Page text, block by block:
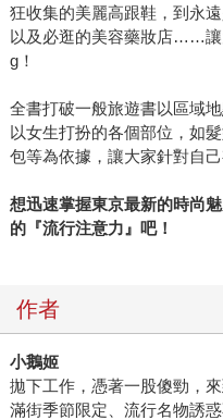
狂收集的美麗高跟鞋，到永
以及必逛的美容藥妝店……讓
g！
全書打破一般旅遊書以區域
以女生打扮的各個部位，如
包等為依據，讓大家針對自
想迅速掌握東京最新的時尚
的『流行注意力』吧！
作者
小鵝姬
拋下工作，憑著一股傻勁，
滿街季節限定、流行名物誘